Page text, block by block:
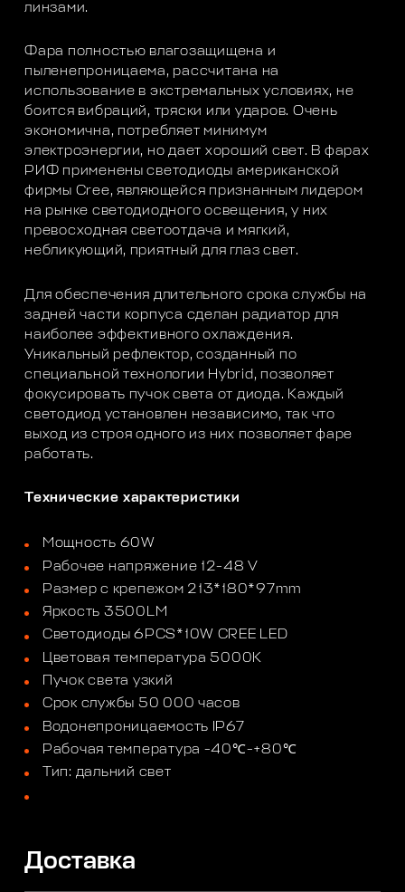
линзами.
Фара полностью влагозащищена и
пыленепроницаема, рассчитана на
использование в экстремальных условиях, не
боится вибраций, тряски или ударов. Очень
экономична, потребляет минимум
электроэнергии, но дает хороший свет. В фарах
РИФ применены светодиоды американской
фирмы Cree, являющейся признанным лидером
на рынке светодиодного освещения, у них
превосходная светоотдача и мягкий,
небликующий, приятный для глаз свет.
Для обеспечения длительного срока службы на
задней части корпуса сделан радиатор для
наиболее эффективного охлаждения.
Уникальный рефлектор, созданный по
специальной технологии Hybrid, позволяет
фокусировать пучок света от диода. Каждый
светодиод установлен независимо, так что
выход из строя одного из них позволяет фаре
работать.
Технические характеристики
Мощность 60W
Рабочее напряжение 12-48 V
Размер с крепежом 213*180*97mm
Яркость 3500LM
Светодиоды 6PCS*10W CREE LED
Цветовая температура 5000K
Пучок света узкий
Срок службы 50 000 часов
Водонепроницаемость IP67
Рабочая температура -40℃-+80℃
Тип: дальний свет
Доставка